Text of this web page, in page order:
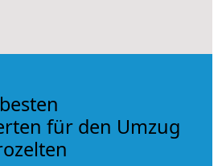
für den Umzug